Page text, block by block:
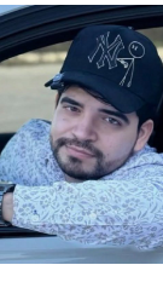
Comparte esto:
Facebook
Me gusta esto: